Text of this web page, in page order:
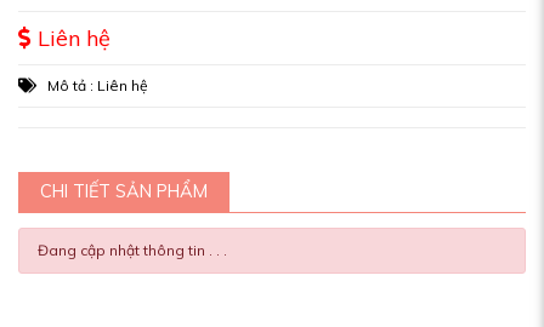
Liên hệ
Mô tả : Liên hệ
CHI TIẾT SẢN PHẨM
Đang cập nhật thông tin . . .